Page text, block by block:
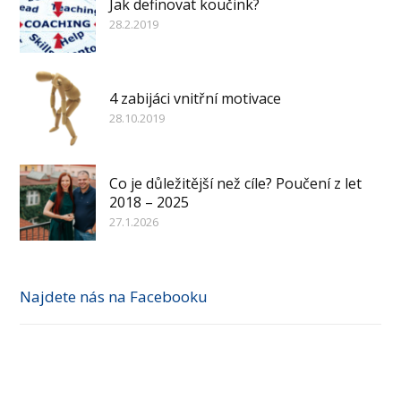
Jak definovat koučink?
28.2.2019
4 zabijáci vnitřní motivace
28.10.2019
Co je důležitější než cíle? Poučení z let
2018 – 2025
27.1.2026
Najdete nás na Facebooku